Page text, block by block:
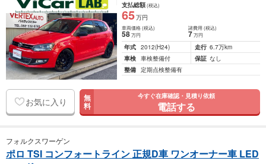
支払総額(税込)
65万円
車両価格(税込)
58万円
諸費用 (税込)
7 万円
年式 2012(H24) 走行 6.7万km
車検 車検整備付 保証 なし
整備 定期点検整備有
お気に入り 無
料
今すぐ在庫確認・見積り依頼
電話する
フォルクスワーゲン
ポロ TSI コンフォートライン 正規D車 ワンオーナー車 LED